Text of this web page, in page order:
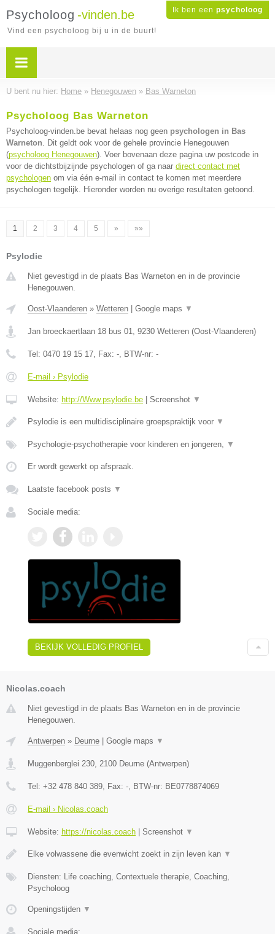
Ik ben een psycholoog
Psycholoog -vinden.be
Vind een psycholoog bij u in de buurt!
U bent nu hier: Home » Henegouwen » Bas Warneton
Psycholoog Bas Warneton
Psycholoog-vinden.be bevat helaas nog geen psychologen in Bas
Warneton. Dit geldt ook voor de gehele provincie Henegouwen
(psycholoog Henegouwen). Voer bovenaan deze pagina uw postcode in
voor de dichtstbijzijnde psychologen of ga naar direct contact met
psychologen om via één e-mail in contact te komen met meerdere
psychologen tegelijk. Hieronder worden nu overige resultaten getoond.
1 2 3 4 5 » »»
Psylodie
Niet gevestigd in de plaats Bas Warneton en in de provincie
Henegouwen.
Oost-Vlaanderen » Wetteren Google maps ▼
Jan broeckaertlaan 18 bus 01, 9230 Wetteren (Oost-Vlaanderen)
Tel: 0470 19 15 17, Fax: -, BTW-nr: -
E-mail › Psylodie
Website: http://Www.psylodie.be Screenshot ▼
Psylodie is een multidisciplinaire groepspraktijk voor ▼
Psychologie-psychotherapie voor kinderen en jongeren, ▼
Er wordt gewerkt op afspraak.
Laatste facebook posts ▼
Sociale media:
BEKIJK VOLLEDIG PROFIEL
Nicolas.coach
Niet gevestigd in de plaats Bas Warneton en in de provincie
Henegouwen.
Antwerpen » Deurne Google maps ▼
Muggenberglei 230, 2100 Deurne (Antwerpen)
Tel: +32 478 840 389, Fax: -, BTW-nr: BE0778874069
E-mail › Nicolas.coach
Website: https://nicolas.coach Screenshot ▼
Elke volwassene die evenwicht zoekt in zijn leven kan ▼
Diensten: Life coaching, Contextuele therapie, Coaching,
Psycholoog
Openingstijden ▼
Sociale media: